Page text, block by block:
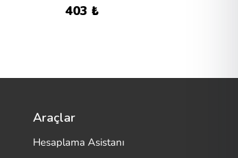
403 ₺
Araçlar
Hesaplama Asistanı